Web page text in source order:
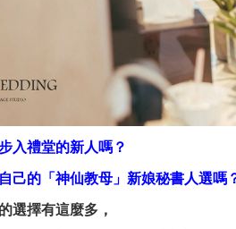
入禮堂的新人嗎？
己的「神仙教母」新娘秘書人選嗎
選擇有這麼多，